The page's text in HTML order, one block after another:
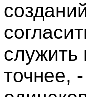
служить
точнее,